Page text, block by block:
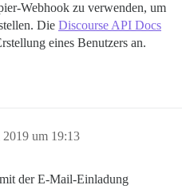
Webhook zu verwenden, um
Die Discourse API Docs
eines Benutzers an.
2019 um 19:13
der E-Mail-Einladung